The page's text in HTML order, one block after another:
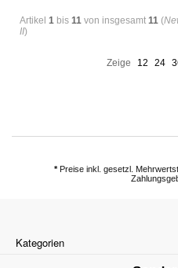
Artikel 1 bis 11 von insgesamt 11 (
II)
Zeige 12 24
*Preise inkl. gesetzl.
Kategorien